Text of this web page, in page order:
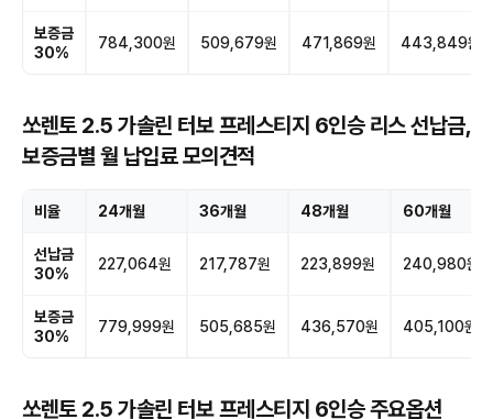
보증금
30%
784,300원 509,679원 471,869원 443,849원
쏘렌토 2.5 가솔린 터보 프레스티지 6인승 리스 선납금,
보증금별 월 납입료 모의견적
비율 24개월 36개월 48개월 60개월
선납금
30%
227,064원 217,787원 223,899원 240,980원
보증금
30%
779,999원 505,685원 436,570원 405,100원
쏘렌토 2.5 가솔린 터보 프레스티지 6인승 주요옵션